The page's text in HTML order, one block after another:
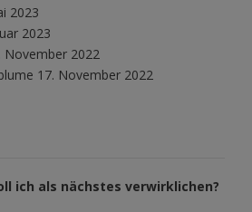
2023
2023
November 2022
17. November 2022
ich als nächstes verwirklichen?